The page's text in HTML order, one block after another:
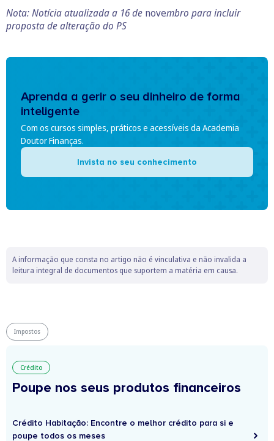
Nota: Notícia atualizada a 16 de novembro para incluir
proposta de alteração do PS
Aprenda a gerir o seu dinheiro de forma
inteligente
Com os cursos simples, práticos e acessíveis da Academia
Doutor Finanças.
Invista no seu conhecimento
A informação que consta no artigo não é vinculativa e não invalida a
leitura integral de documentos que suportem a matéria em causa.
Impostos
Crédito
Poupe nos seus produtos financeiros
Crédito Habitação: Encontre o melhor crédito para si e
poupe todos os meses